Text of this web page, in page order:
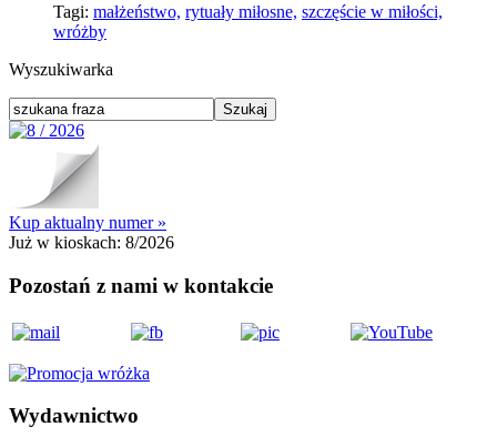
Tagi: małżeństwo, rytuały miłosne, szczęście w miłości,
wróżby
Wyszukiwarka
Kup aktualny numer »
Już w kioskach: 8/2026
Pozostań z nami w kontakcie
Wydawnictwo